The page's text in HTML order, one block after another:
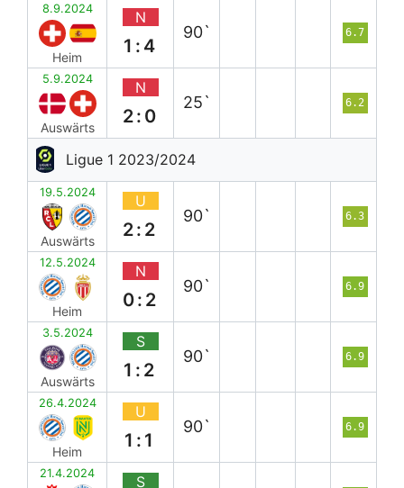
8.9.2024
Heim
N
1:4
90` 6.7
5.9.2024
Auswärts
N
2:0
25` 6.2
Ligue 1 2023/2024
19.5.2024
Auswärts
U
2:2
90` 6.3
12.5.2024
Heim
N
0:2
90` 6.9
3.5.2024
Auswärts
S
1:2
90` 6.9
26.4.2024
Heim
U
1:1
90` 6.9
21.4.2024 S